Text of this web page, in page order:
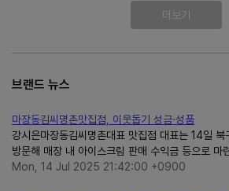
더보기
브랜드 뉴스
마장동김씨명촌맛집점, 이웃돕기 성금·성품
강시은마장동김씨명촌대표 맛집점 대표는 14일
방문해 매장 내 아이스크림 판매 수익금 등으로 마
Mon, 14 Jul 2025 21:42:00 +0900